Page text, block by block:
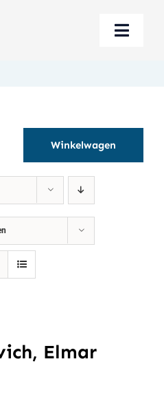
Toggle
Winkelwagen
Elmar